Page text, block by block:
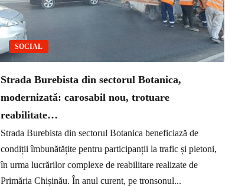
SOCIAL
Strada Burebista din sectorul Botanica,
modernizată: carosabil nou, trotuare
reabilitate…
Strada Burebista din sectorul Botanica beneficiază de
condiții îmbunătățite pentru participanții la trafic și pietoni,
în urma lucrărilor complexe de reabilitare realizate de
Primăria Chișinău. În anul curent, pe tronsonul...